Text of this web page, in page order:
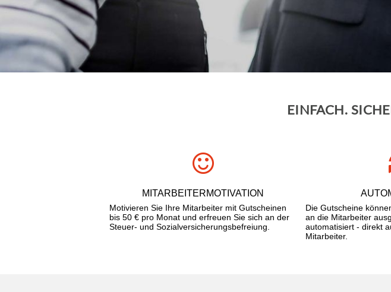
EINFACH.
MITARBEITERMOTIVATION
Motivieren Sie Ihre Mitarbeiter mit Gutscheinen
bis 50 € pro Monat und erfreuen Sie sich an der
Steuer- und Sozialversicherungsbefreiung.
Die Gutscheine
an die Mitarbeiter
automatisiert - direkt
Mitarbeiter.